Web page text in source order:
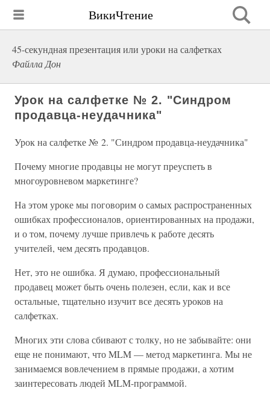
ВикиЧтение
45-секундная презентация или уроки на салфетках
Файлла Дон
Урок на салфетке № 2. "Синдром
продавца-неудачника"
Урок на салфетке № 2. "Синдром продавца-неудачника"
Почему многие продавцы не могут преуспеть в
многоуровневом маркетинге?
На этом уроке мы поговорим о самых распространенных
ошибках профессионалов, ориентированных на продажи,
и о том, почему лучше привлечь к работе десять
учителей, чем десять продавцов.
Нет, это не ошибка. Я думаю, профессиональный
продавец может быть очень полезен, если, как и все
остальные, тщательно изучит все десять уроков на
салфетках.
Многих эти слова сбивают с толку, но не забывайте: они
еще не понимают, что MLM — метод маркетинга. Мы не
занимаемся вовлечением в прямые продажи, а хотим
заинтересовать людей MLM-программой.